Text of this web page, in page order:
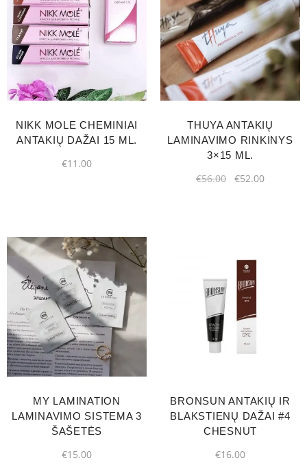
NIKK MOLE CHEMINIAI
ANTAKIŲ DAŽAI 15 ML.
€11.00
THUYA ANTAKIŲ
LAMINAVIMO RINKINYS
3×15 ML.
€56.00 €52.00
MY LAMINATION
LAMINAVIMO SISTEMA 3
ŠAŠETĖS
€15.00
BRONSUN ANTAKIŲ IR
BLAKSTIENŲ DAŽAI #4
CHESNUT
€16.00